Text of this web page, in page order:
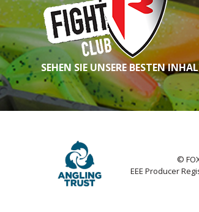
SEHEN SIE UNSERE BESTEN
©
EEE Producer